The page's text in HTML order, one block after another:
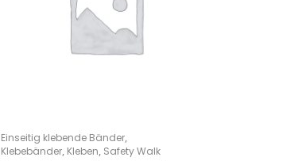
IN DEN WARENKORB
Einseitig klebende Bänder,
Klebebänder, Kleben Safety Walk